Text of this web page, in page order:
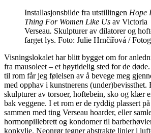
Installasjonsbilde fra utstillingen Hope
Thing For Women Like Us av Victoria
Verseau. Skulpturer av dilatorer og
farget lys. Foto: Julie Hrnčířová /
Visningslokalet har blitt bygget om for
fra mausoleet – et høytidelig sted for de
til rom får jeg følelsen av å bevege meg
med opphav i kunstnerens (under)bevissthet.
skulpturer av torsoer, hoftebein, sko og klær
bak veggene. I et rom er de ryddig plassert
sammen med ting Verseau hoarder, eller
hormonpillebrett og kondomer til
konkylie. Neonrør tegner abstrakte linjer i